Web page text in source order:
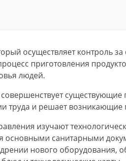
осуществляет контроль
приготовления
людей.
труда и решает
изучают
основными санитарными
нового оборудования,